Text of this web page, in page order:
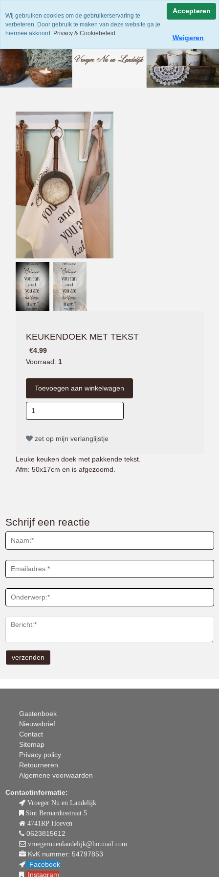
KEUKENDOEK MET TEKST
€4.99
Voorraad: 1
zet op mijn verlanglijstje
Leuke keuken doek met pakkende tekst.
Afm: 50x17cm en is afgezoomd.
Schrijf een reactie
Gastenboek
Nieuwsbrief
Contact
Sitemap
Privacy policy
Retourneren
Algemene voorwaarden
Contactinformatie:
Vroeger Nu en Landelijk
Sint Bernardusstraat 5
4741RP Hoeven
0623815612
vroegernuenlandelijk@hotmail.com
KvK nummer: 54797853
Facebook
Instagram
Wij gebruiken cookies om de gebruikerservaring te
verbeteren. Door gebruik te maken van deze website ga je
hiermee akkoord. Privacy & Cookiebeleid
Accepteren
Weigeren